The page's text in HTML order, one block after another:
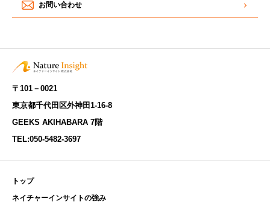
お問い合わせ
〒101－0021
東京都千代田区外神田1-16-8
GEEKS AKIHABARA 7階
TEL:050-5482-3697
トップ
ネイチャーインサイトの強み